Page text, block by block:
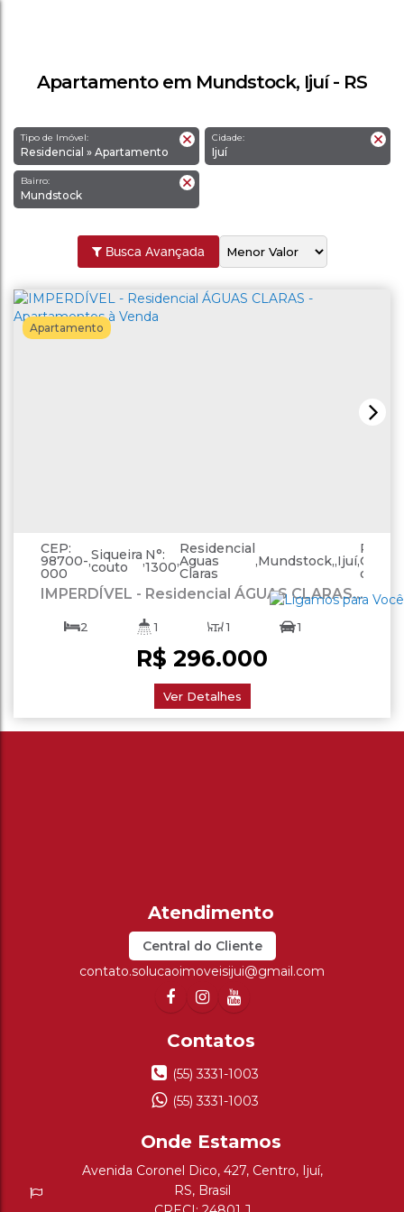
Apartamento em Mundstock, Ijuí - RS
Tipo de Imóvel:
Residencial » Apartamento
Cidade:
Ijuí
Bairro:
Mundstock
Busca Avançada
Apartamento
IMPERDÍVEL - Residencial ÁGUAS CLARAS -
Apartamentos à Venda
R$ 296.000
CEP:
98700-
000
,Siqueira
couto ,N°:
1300,
Residencial
Aguas
Claras
,Mundstock ,Ijuí,
Rio
do Sul
2 1 1 1
Ver Detalhes
Central do Cliente
contato.solucaoimoveisijui@gmail.com
(55) 3331-1003
(55) 3331-1003
Avenida Coronel Dico, 427, Centro, Ijuí,
RS, Brasil